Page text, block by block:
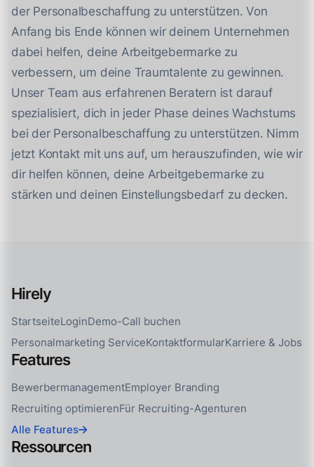
der Personalbeschaffung zu unterstützen. Von
Anfang bis Ende können wir deinem Unternehmen
dabei helfen, deine Arbeitgebermarke zu
verbessern, um deine Traumtalente zu gewinnen.
Unser Team aus erfahrenen Beratern ist darauf
spezialisiert, dich in jeder Phase deines Wachstums
bei der Personalbeschaffung zu unterstützen. Nimm
jetzt Kontakt mit uns auf, um herauszufinden, wie wir
dir helfen können, deine Arbeitgebermarke zu
stärken und deinen Einstellungsbedarf zu decken.
Hirely
StartseiteLoginDemo-Call buchen
Personalmarketing ServiceKontaktformularKarriere & Jobs
Features
BewerbermanagementEmployer Branding
Recruiting optimierenFür Recruiting-Agenturen
Alle Features
Ressourcen